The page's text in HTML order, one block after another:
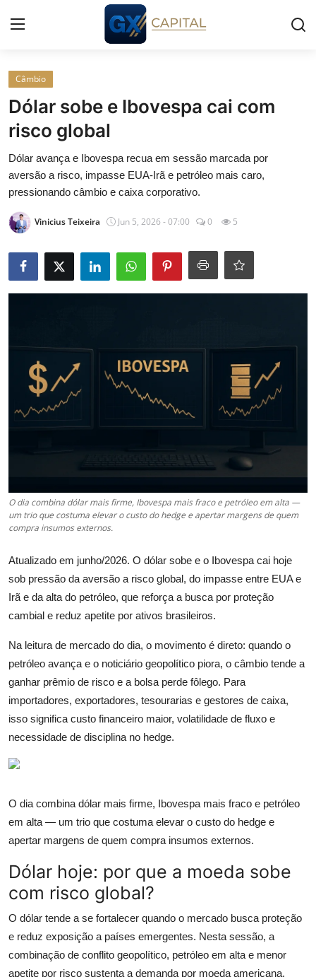
Entrar
Início
Cursos
Simuladores
Wealth
Histórias
Contato
Crédito Empresarial
Newsletter
Radar Econômico
GX explica
Investimentos
Seguro de Vida
Motores do Brasil
Câmbio
Dólar sobe e Ibovespa cai com
risco global
Dólar avança e Ibovespa recua em sessão marcada por
aversão a risco, impasse EUA-Irã e petróleo mais caro,
pressionando câmbio e caixa corporativo.
Vinicius Teixeira Jun 5, 2026 - 07:00 0 5
O dia combina dólar mais firme, Ibovespa mais fraco e petróleo em alta —
um trio que costuma elevar o custo do hedge e apertar margens de quem
compra insumos externos.
Atualizado em junho/2026. O dólar sobe e o Ibovespa cai hoje
sob pressão da aversão a risco global, do impasse entre EUA e
Irã e da alta do petróleo, que reforça a busca por proteção
cambial e reduz apetite por ativos brasileiros.
Na leitura de mercado do dia, o movimento é direto: quando o
petróleo avança e o noticiário geopolítico piora, o câmbio tende a
ganhar prêmio de risco e a bolsa perde fôlego. Para
importadores, exportadores, tesourarias e gestores de caixa,
isso significa custo financeiro maior, volatilidade de fluxo e
necessidade de disciplina no hedge.
O dia combina dólar mais firme, Ibovespa mais fraco e petróleo
em alta — um trio que costuma elevar o custo do hedge e
apertar margens de quem compra insumos externos.
Dólar hoje: por que a moeda sobe
com risco global?
O dólar tende a se fortalecer quando o mercado busca proteção
e reduz exposição a países emergentes. Nesta sessão, a
combinação de conflito geopolítico, petróleo em alta e menor
apetite por risco sustenta a demanda por moeda americana.